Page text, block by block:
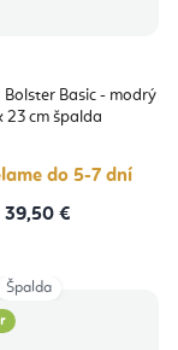
Bolster Basic - modrý
23 cm špalda
do 5-7 dní
39,50 €
Špalda